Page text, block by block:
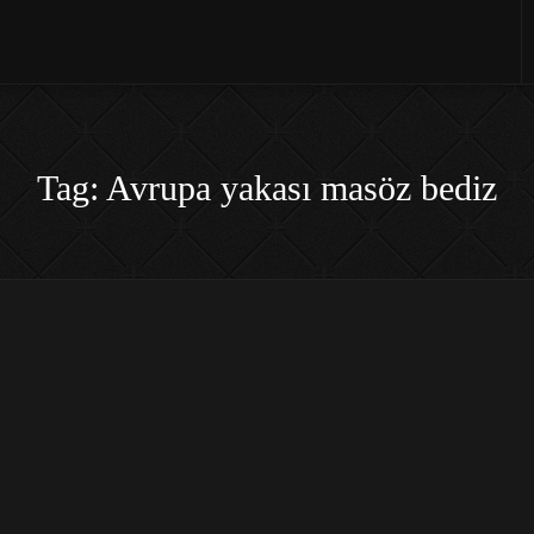
Tag: Avrupa yakası masöz bediz